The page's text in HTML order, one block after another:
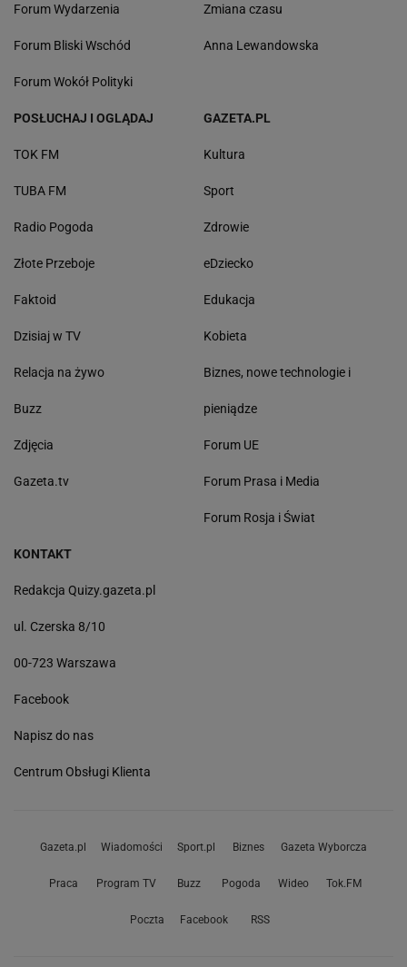
Forum Wydarzenia
Forum Bliski Wschód
Forum Wokół Polityki
Zmiana czasu
Anna Lewandowska
POSŁUCHAJ I OGLĄDAJ
TOK FM
TUBA FM
Radio Pogoda
Złote Przeboje
Faktoid
Dzisiaj w TV
Relacja na żywo
Buzz
Zdjęcia
Gazeta.tv
GAZETA.PL
Kultura
Sport
Zdrowie
eDziecko
Edukacja
Kobieta
Biznes, nowe technologie i
pieniądze
Forum UE
Forum Prasa i Media
Forum Rosja i Świat
KONTAKT
Redakcja Quizy.gazeta.pl
ul. Czerska 8/10
00-723 Warszawa
Facebook
Napisz do nas
Centrum Obsługi Klienta
Gazeta.pl Wiadomości Sport.pl Biznes Gazeta Wyborcza
Praca Program TV Buzz Pogoda Wideo Tok.FM
Poczta Facebook RSS